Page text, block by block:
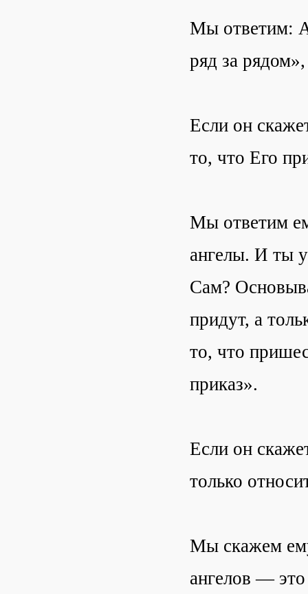
Мы ответим:
ряд за
Если он
то, что Его
Мы ответим
ангелы. И ты
Сам?
придут, а
то, что
приказ».
Если он
только
Мы скажем
ангелов —